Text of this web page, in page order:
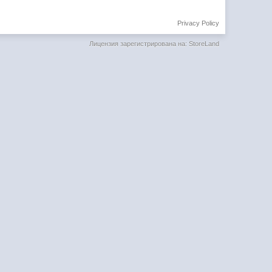
Privacy Policy
Лицензия зарегистрирована на: StoreLand